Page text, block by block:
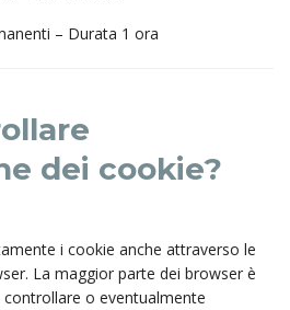
– Durata 1 ora
dei cookie?
i cookie anche attraverso le
La maggior parte dei browser è
o eventualmente